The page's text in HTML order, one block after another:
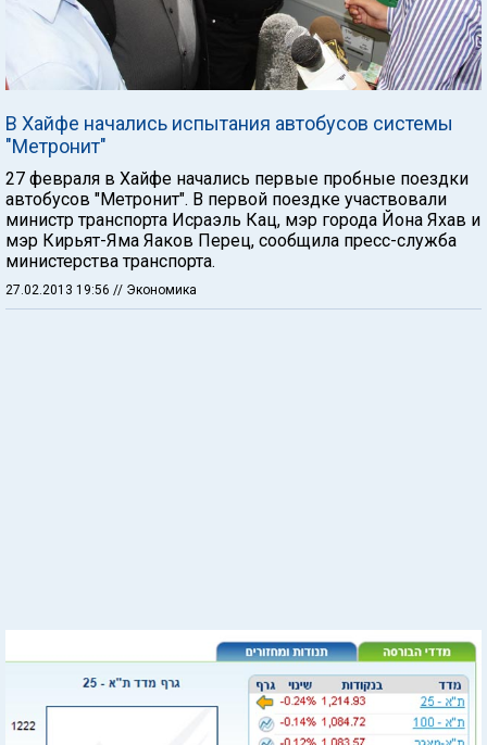
В Хайфе начались испытания автобусов системы
"Метронит"
27 февраля в Хайфе начались первые пробные поездки
автобусов "Метронит". В первой поездке участвовали
министр транспорта Исраэль Кац, мэр города Йона Яхав и
мэр Кирьят-Яма Яаков Перец, сообщила пресс-служба
министерства транспорта.
27.02.2013 19:56 // Экономика